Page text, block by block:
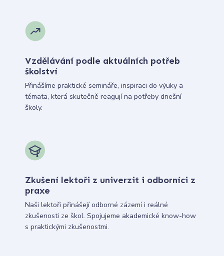
Vzdělávání podle aktuálních potřeb
školství
Přinášíme praktické semináře, inspiraci do výuky a
témata, která skutečně reagují na potřeby dnešní
školy.
Zkušení lektoři z univerzit i odborníci z
praxe
Naši lektoři přinášejí odborné zázemí i reálné
zkušenosti ze škol. Spojujeme akademické know-how
s praktickými zkušenostmi.